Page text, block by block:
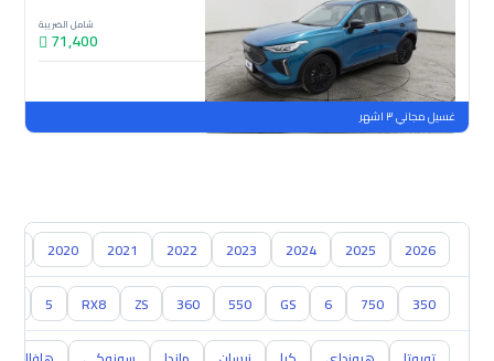
شامل الضريبة
71,400
جديدة
ملوحة
غسيل مجاني ٣ اشهر
2026
2025
2024
2023
2022
2021
2020
350
750
6
GS
550
360
ZS
RX8
5